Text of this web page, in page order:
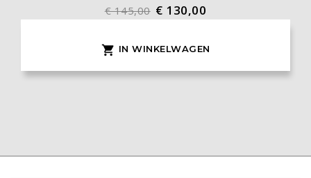
€ 145,00 € 130,00
 IN WINKELWAGEN